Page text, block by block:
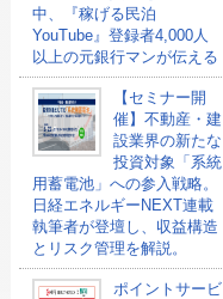
中、『稼げる民泊
YouTube』登録者4,000人
以上の元銀行マンが伝える
【セミナー開
催】不動産・建
設業界の新たな
投資対象「系統
用蓄電池」への参入戦略。
日経エネルギーNEXT連載
執筆者が登壇し、収益構造
とリスク管理を解説。
ポイントサービ